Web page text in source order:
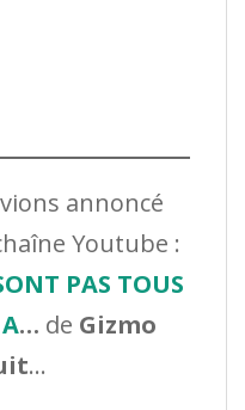
annoncé
Youtube :
PAS TOUS
… de Gizmo
…